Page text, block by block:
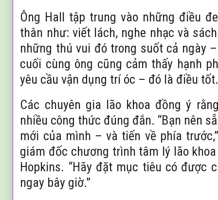
Ông Hall tập trung vào những điều
thân như: viết lách, nghe nhạc và
những thú vui đó trong suốt cả ngày
cuối cùng ông cũng cảm thấy hạnh
yêu cầu vận dụng trí óc – đó là điều
Các chuyên gia lão khoa đồng ý
nhiều công thức đúng đắn. “Bạn nên
mới của mình – và tiến về phía
giám đốc chương trình tâm lý lão
Hopkins. “Hãy đặt mục tiêu có được
ngay bây giờ.”